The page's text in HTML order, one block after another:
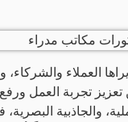
العملاء
تجربة العمل
والجاذبية البصرية،